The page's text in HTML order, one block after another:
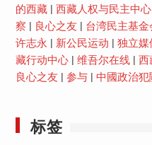
的西藏| 西藏人权与民主中心
察
良心之友 台湾民主基金
许志永
新公民运动 独立媒
藏行动中心| 维吾尔在线| 西
良心之友
参与| 中國政治犯
标签